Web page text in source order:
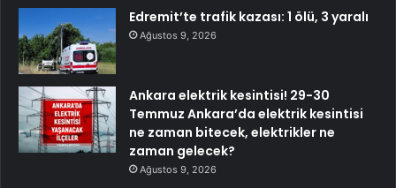
Edremit’te trafik kazası: 1 ölü, 3 yaralı
Ağustos 9, 2026
Ankara elektrik kesintisi! 29-30
Temmuz Ankara’da elektrik kesintisi
ne zaman bitecek, elektrikler ne
zaman gelecek?
Ağustos 9, 2026